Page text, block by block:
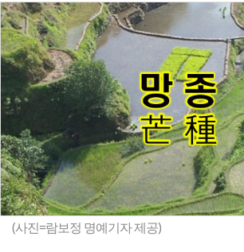
(사진=람보정 명예기자 제공)